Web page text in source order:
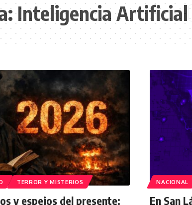
Inteligencia Artificial
TERROR Y MISTERIOS
y espejos del presente:
NACIONAL
En San